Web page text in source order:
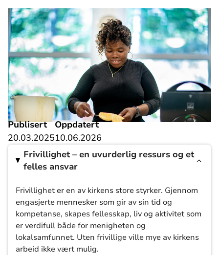
Publisert
20.03.2025
Oppdatert
10.06.2026
Frivillighet – en uvurderlig ressurs og et
felles ansvar
Frivillighet er en av kirkens store styrker. Gjennom
engasjerte mennesker som gir av sin tid og
kompetanse, skapes fellesskap, liv og aktivitet som
er verdifull både for menigheten og
lokalsamfunnet. Uten frivillige ville mye av kirkens
arbeid ikke vært mulig.